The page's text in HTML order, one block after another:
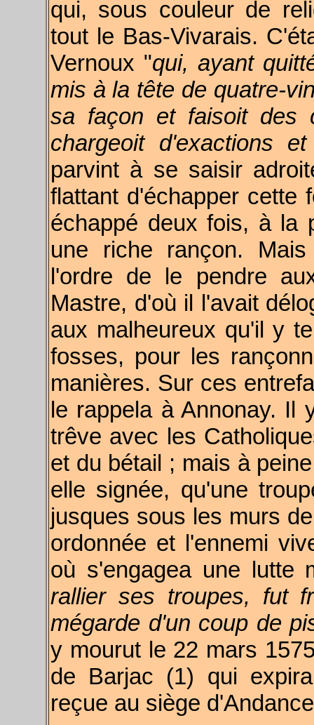
qui, sous couleur de
tout le Bas-Vivarais.
Vernoux "qui, ayant
mis à la tête de quatre-
sa façon et faisoit des
chargeoit d'exactions
parvint à se saisir
flattant d'échapper cette
échappé deux fois, à la
une riche rançon.
l'ordre de le pendre
Mastre, d'où il l'avait
aux malheureux qu'il y
fosses, pour les
manières. Sur ces
le rappela à Annonay. Il
trêve avec les
et du bétail ; mais à
elle signée, qu'une
jusques sous les murs
ordonnée et l'ennemi
où s'engagea une lutte
rallier ses troupes, fut
mégarde d'un coup de
y mourut le 22 mars
de Barjac (1) qui
reçue au siège